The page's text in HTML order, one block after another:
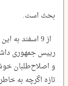
بحث است.
از 9 اسفند
رییس جمهوری
و اصلاح‌طلبان